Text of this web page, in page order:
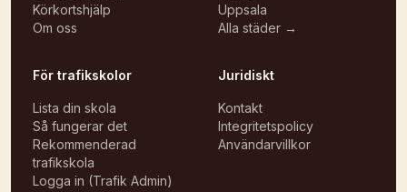
Körkortshjälp
Om oss
Uppsala
Alla städer →
För trafikskolor
Lista din skola
Så fungerar det
Rekommenderad
trafikskola
Logga in (Trafik Admin)
Juridiskt
Kontakt
Integritetspolicy
Användarvillkor